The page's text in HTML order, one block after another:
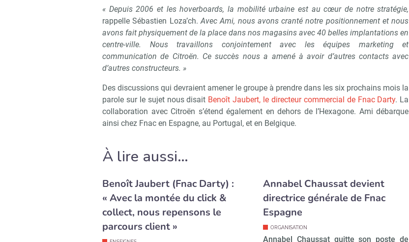
« Depuis 2006 et les hoverboards, la mobilité urbaine est au cœur de notre stratégie,
rappelle Sébastien Loza’ch. Avec Ami, nous avons cranté notre positionnement et nous
avons fait physiquement de la place dans nos magasins avec 40 belles implantations en
centre-ville. Nous travaillons conjointement avec les équipes marketing et
communication de Citroën. Ce succès nous a amené à avoir d’autres contacts avec
d’autres constructeurs. »
Des discussions qui devraient amener le groupe à prendre dans les six prochains mois la
parole sur le sujet nous disait Benoît Jaubert, le directeur commercial de Fnac Darty. La
collaboration avec Citroën s’étend également en dehors de l’Hexagone. Ami débarque
ainsi chez Fnac en Espagne, au Portugal, et en Belgique.
À lire aussi…
Benoît Jaubert (Fnac Darty) :
« Avec la montée du click &
collect, nous repensons le
parcours client »
Annabel Chaussat devient
directrice générale de Fnac
Espagne
ORGANISATION
Annabel Chaussat quitte son poste de